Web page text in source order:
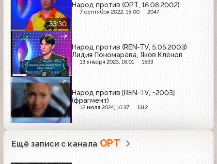
33:30
Народ против (ОРТ, 16.08.2002)
7 сентября 2022, 15:00 2047
Народ против (REN-TV, 5.05.2003)
Лидия Пономарёва, Яков Клёнов
13 января 2023, 16:01 1593
Народ против [REN-TV, ~2003]
(фрагмент)
12 июля 2024, 16:37 1312
Ещё записи с канала ОРТ